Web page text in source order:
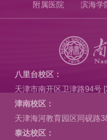
附属医院 滨海学
八里台校区：
天津市南开区卫津路94号
津南校区：
天津海河教育园区同砚路
泰达校区：